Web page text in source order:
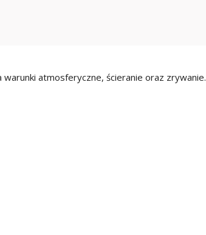
atmosferyczne, ścieranie oraz zrywanie.